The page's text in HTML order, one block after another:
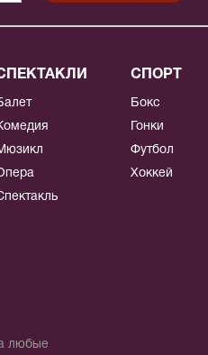
СПОРТ
Бокс
Гонки
Футбол
Хоккей
любые